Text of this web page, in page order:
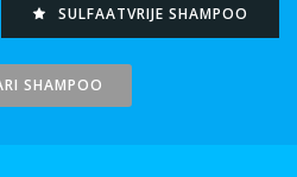
SULFAATVRIJE SHAMPOO
SHAMPOO